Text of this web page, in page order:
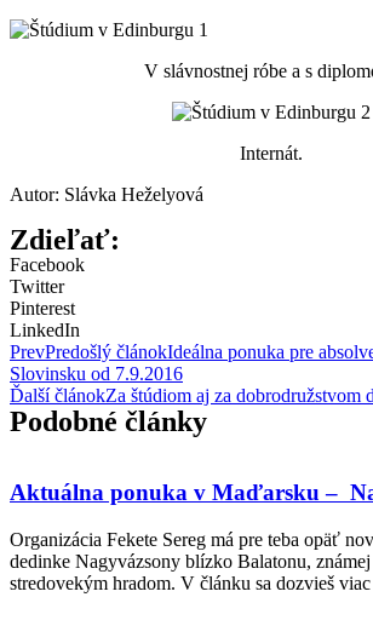
V slávnostnej róbe a s
Internát.
Autor: Slávka Heželyová
Zdieľať:
Facebook
Twitter
Pinterest
LinkedIn
PrevPredošlý článokIdeálna ponuka pre
Slovinsku od 7.9.2016
Ďalší článokZa štúdiom aj za dobrodružstvom
Podobné články
Aktuálna ponuka v Maďarsku –
Organizácia Fekete Sereg má pre teba opäť
dedinke Nagyvázsony blízko Balatonu,
stredovekým hradom. V článku sa dozvieš viac